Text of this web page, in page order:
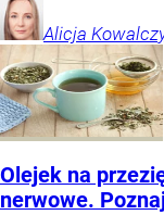
Alicja
Olejek na
nerwowe.